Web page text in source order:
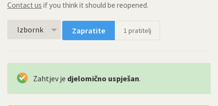
Contact us if you think it should be reopened.
Izbornk Zapratite 1 pratitelj
Zahtjev je djelomično uspješan.